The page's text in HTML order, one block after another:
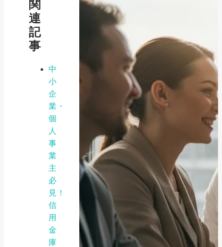
関
連
記
事
中
小
企
業・
個
人
事
業
主
必
見！
信
用
金
庫